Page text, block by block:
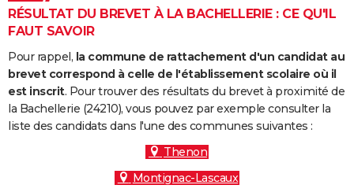
Dictionnaire
Biographies
Citations
Expressions
Proverbes
PROGRAMME TV
S'inscrire
Se connecter
Lycées
Collèges
Primaires
Universités
Entreprises
Service militaire
Avis de recherche
AVIS DE DÉCÈS
FORUM
RÉSULTAT DU BREVET À LA BACHELLERIE : CE QU'IL
FAUT SAVOIR
Pour rappel, la commune de rattachement d'un candidat au
brevet correspond à celle de l'établissement scolaire où il
est inscrit. Pour trouver des résultats du brevet à proximité de
la Bachellerie (24210), vous pouvez par exemple consulter la
liste des candidats dans l'une des communes suivantes :
Thenon
Montignac-Lascaux